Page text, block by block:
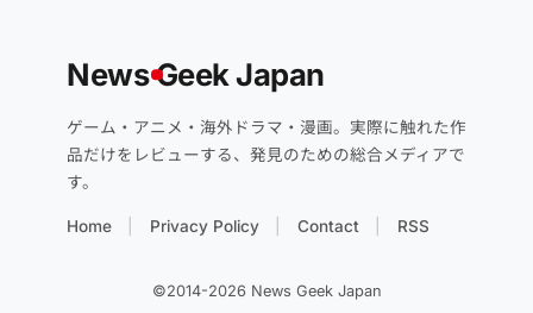
NewsGeek Japan
ゲーム・アニメ・海外ドラマ・漫画。実際に触れた作
品だけをレビューする、発見のための総合メディアで
す。
Home Privacy Policy Contact RSS
©2014-2026 News Geek Japan